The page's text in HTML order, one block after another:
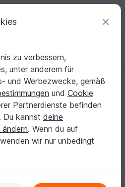
einloggen Kostenlos registrieren
Weitere Tücher
zu verbessern,
unter anderem für
und Werbezwecke, gemäß
und Cookie
Partnerdienste befinden
Du kannst deine
ändern. Wenn du auf
wir nur unbedingt